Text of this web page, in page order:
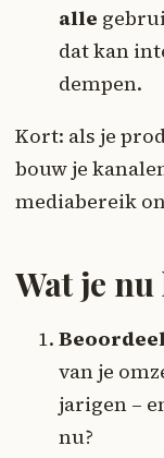
alle
dat kan
dempen.
Kort: als je
bouw je
mediabereik
Wat je
van je
jarigen –
nu?